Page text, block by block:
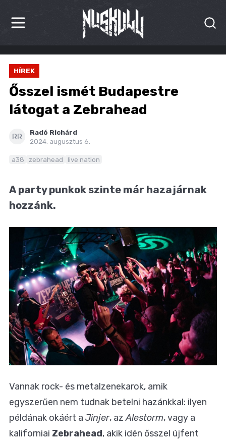
HÍREK
KRITIKÁK
BESZÁMOLÓK
MÁSVILÁG
HÍREK
Ősszel ismét Budapestre
látogat a Zebrahead
RR
Radó Richárd
2024. augusztus 6.
a38 zebrahead live nation
A party punkok szinte már hazajárnak
hozzánk.
Vannak rock- és metalzenekarok, amik
egyszerűen nem tudnak betelni hazánkkal: ilyen
példának okáért a Jinjer, azAlestorm, vagy a
kaliforniai Zebrahead, akik idén ősszel újfent